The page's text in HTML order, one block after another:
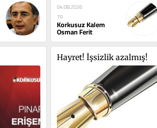
04.08.2026
10
Korkusuz Kalem
Osman Ferit
Hayret! İşsizlik azalmış!